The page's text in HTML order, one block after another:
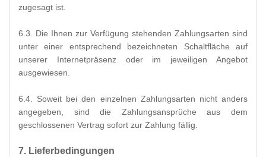
zugesagt ist.
6.3. Die Ihnen zur Verfügung stehenden Zahlungsarten sind
unter einer entsprechend bezeichneten Schaltfläche auf
unserer Internetpräsenz oder im jeweiligen Angebot
ausgewiesen.
6.4. Soweit bei den einzelnen Zahlungsarten nicht anders
angegeben, sind die Zahlungsansprüche aus dem
geschlossenen Vertrag sofort zur Zahlung fällig.
7. Lieferbedingungen